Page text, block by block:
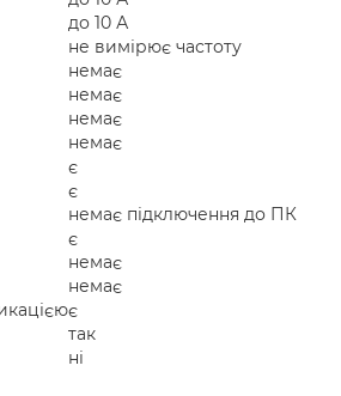
до 10 А
не вимірює частоту
немає
немає
немає
немає
є
є
немає підключення до ПК
є
немає
немає
є
так
ні